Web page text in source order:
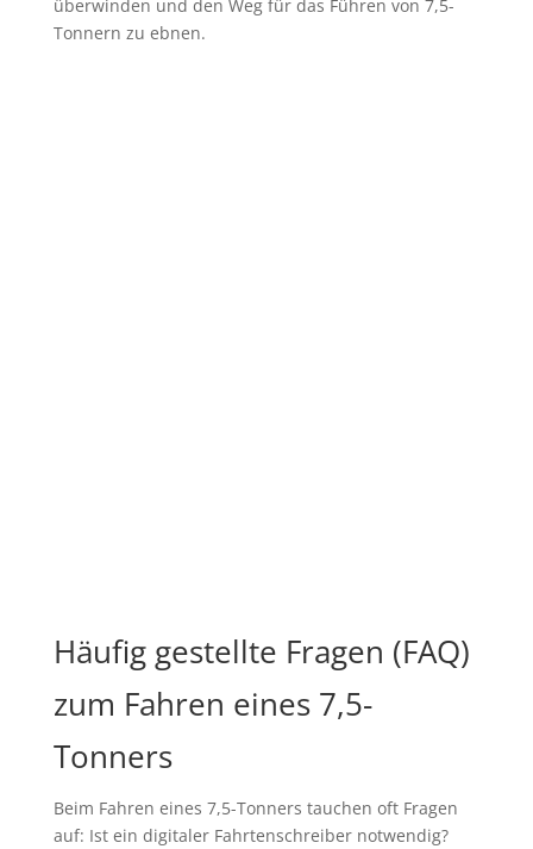
überwinden und den Weg für das Führen von 7,5-
Tonnern zu ebnen.
Häufig gestellte Fragen (FAQ)
zum Fahren eines 7,5-
Tonners
Beim Fahren eines 7,5-Tonners tauchen oft Fragen
auf: Ist ein digitaler Fahrtenschreiber notwendig?